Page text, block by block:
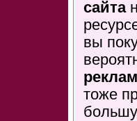
сайта
вы
тоже